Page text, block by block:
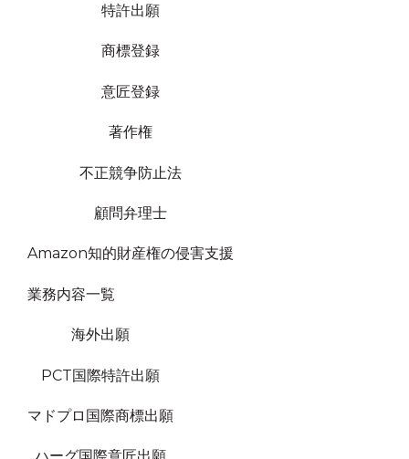
特許出願
商標登録
意匠登録
著作権
不正競争防止法
顧問弁理士
Amazon知的財産権の侵害支援
業務内容一覧
海外出願
PCT国際特許出願
マドプロ国際商標出願